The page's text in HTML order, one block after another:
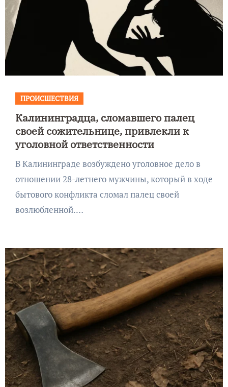
ПРОИСШЕСТВИЯ
Калининградца, сломавшего палец
своей сожительнице, привлекли к
уголовной ответственности
В Калининграде возбуждено уголовное дело в
отношении 28-летнего мужчины, который в ходе
бытового конфликта сломал палец своей
возлюбленной.…